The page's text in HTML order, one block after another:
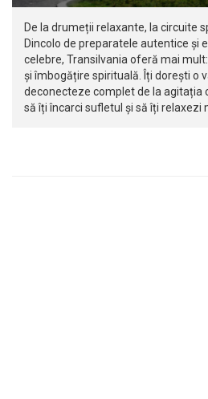
De la drumeții relaxante, la circuite
Dincolo de preparatele autentice și
celebre, Transilvania oferă mai
și îmbogățire spirituală. Îți dorești o
deconecteze complet de la agitația
să îți încarci sufletul și să îți relaxezi